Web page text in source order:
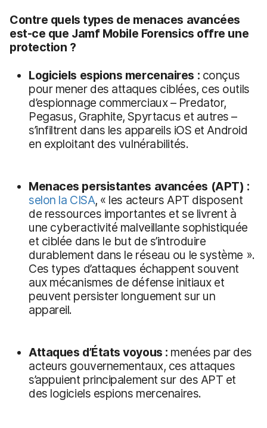
Contre quels types de menaces avancées
est-ce que Jamf Mobile Forensics offre une
protection ?
Logiciels espions mercenaires : conçus
pour mener des attaques ciblées, ces outils
d’espionnage commerciaux – Predator,
Pegasus, Graphite, Spyrtacus et autres –
s’infiltrent dans les appareils iOS et Android
en exploitant des vulnérabilités.
Menaces persistantes avancées (APT) :
selon la CISA, « les acteurs APT disposent
de ressources importantes et se livrent à
une cyberactivité malveillante sophistiquée
et ciblée dans le but de s’introduire
durablement dans le réseau ou le système ».
Ces types d’attaques échappent souvent
aux mécanismes de défense initiaux et
peuvent persister longuement sur un
appareil.
Attaques d’États voyous : menées par des
acteurs gouvernementaux, ces attaques
s’appuient principalement sur des APT et
des logiciels espions mercenaires.